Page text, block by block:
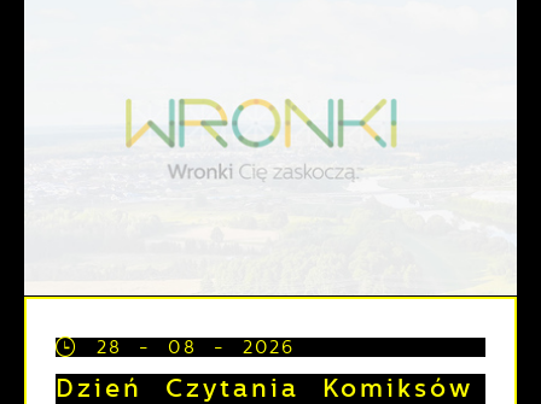
28 - 08 - 2026
Dzień Czytania Komiksów